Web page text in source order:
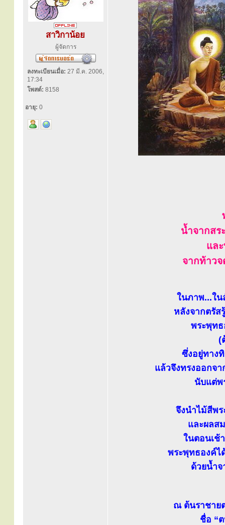
สาวิกาน้อย
ผู้จัดการ
ลงทะเบียนเมื่อ: 27 มี.ค. 2006,
17:34
โพสต์: 8158
อายุ: 0
น้ำจากสร
แล
จากท้าวจ
ในภาพ...ใ
หลังจากตรั
พระพุทธ
(
ซึ่งอยู่ทาง
แล้วจึงทรงออกจ
นับแต่พ
จึงนำไม้สีพ
และผลส
ในตอนเช้
พระพุทธองค์ไ
ด้วยน้ำ
ณ ต้นราชาย
ชื่อ “